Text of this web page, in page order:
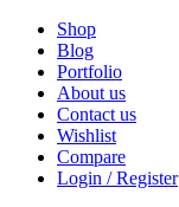
Shop
Blog
Portfolio
About us
Contact us
Wishlist
Compare
Login / Register